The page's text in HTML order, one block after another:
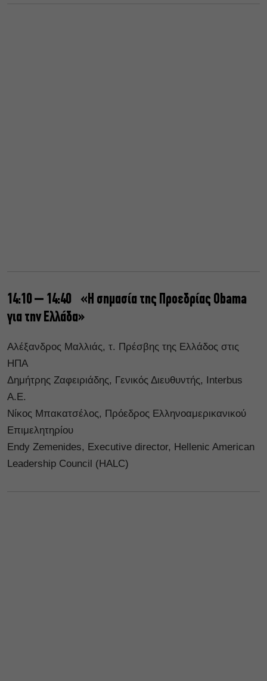
14:10 – 14:40 «Η σημασία της Προεδρίας Obama
για την Ελλάδα»
Αλέξανδρος Μαλλιάς, τ. Πρέσβης της Ελλάδος στις
ΗΠΑ
Δημήτρης Ζαφειριάδης, Γενικός Διευθυντής, Interbus
Α.Ε.
Νίκος Μπακατσέλος, Πρόεδρος Ελληνοαμερικανικού
Επιμελητηρίου
Endy Zemenides, Executive director, Hellenic American
Leadership Council (HALC)